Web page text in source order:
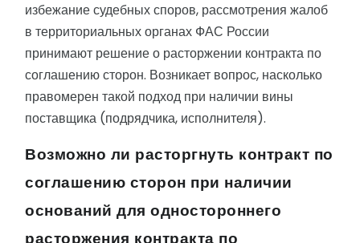
избежание судебных споров, рассмотрения жалоб
в территориальных органах ФАС России
принимают решение о расторжении контракта по
соглашению сторон. Возникает вопрос, насколько
правомерен такой подход при наличии вины
поставщика (подрядчика, исполнителя).
Возможно ли расторгнуть контракт по
соглашению сторон при наличии
оснований для одностороннего